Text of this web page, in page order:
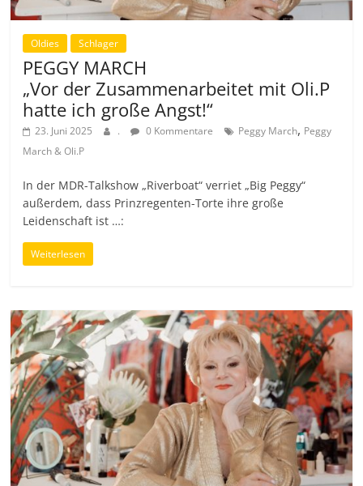
Oldies Schlager
PEGGY MARCH
„Vor der Zusammenarbeitet mit Oli.P
hatte ich große Angst!“
23. Juni 2025 . 0 Kommentare Peggy March, Peggy
March & Oli.P
In der MDR-Talkshow „Riverboat“ verriet „Big Peggy“
außerdem, dass Prinzregenten-Torte ihre große
Leidenschaft ist …:
Weiterlesen